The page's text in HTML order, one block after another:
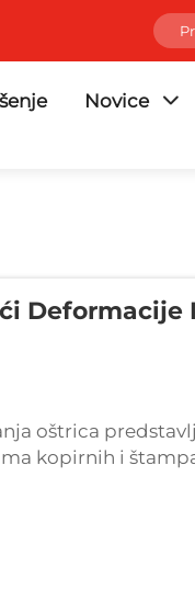
Novice
Deformacije
oštrica
kopirnih i
opada, što